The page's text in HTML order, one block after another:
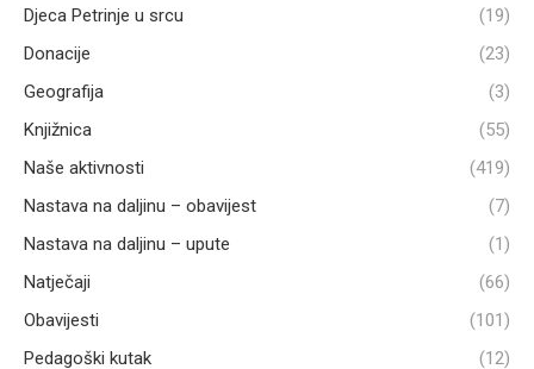
Djeca Petrinje u srcu
(19)
Donacije
(23)
Geografija
(3)
Knjižnica
(55)
Naše aktivnosti
(419)
Nastava na daljinu – obavijest
(7)
Nastava na daljinu – upute
(1)
Natječaji
(66)
Obavijesti
(101)
Pedagoški kutak
(12)